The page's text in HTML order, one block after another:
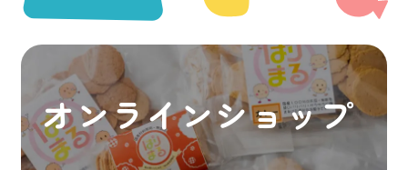
オンラインショップ